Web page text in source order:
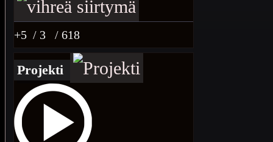
+5 / 3 / 618
Projekti